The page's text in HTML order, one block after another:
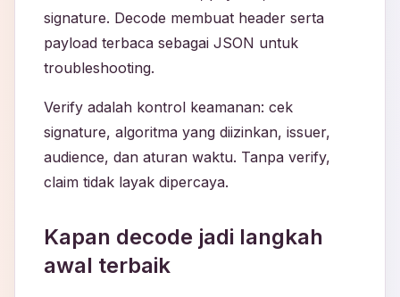
signature. Decode membuat header serta
payload terbaca sebagai JSON untuk
troubleshooting.
Verify adalah kontrol keamanan: cek
signature, algoritma yang diizinkan, issuer,
audience, dan aturan waktu. Tanpa verify,
claim tidak layak dipercaya.
Kapan decode jadi langkah
awal terbaik